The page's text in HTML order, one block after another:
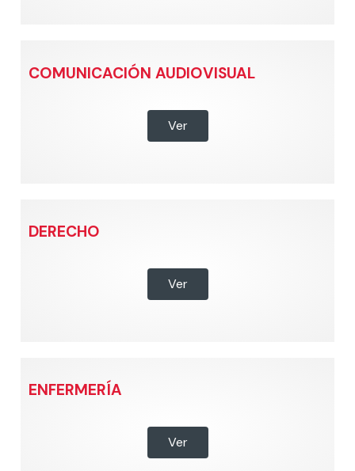
COMUNICACIÓN AUDIOVISUAL
Ver
DERECHO
Ver
ENFERMERÍA
Ver